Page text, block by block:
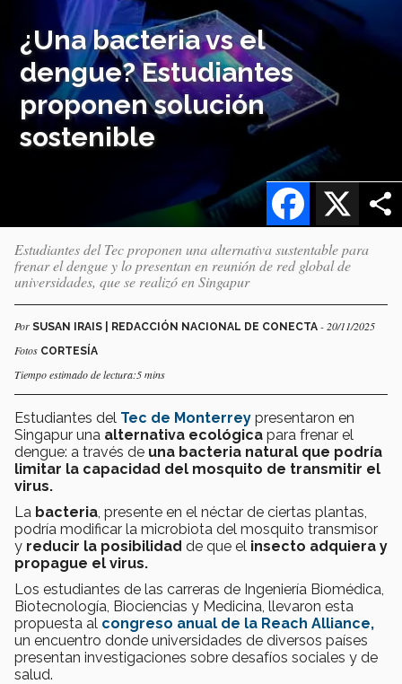
¿Una bacteria vs el
dengue? Estudiantes
proponen solución
sostenible
X
Facebook
Estudiantes del Tec proponen una alternativa sustentable para
frenar el dengue y lo presentan en reunión de red global de
universidades, que se realizó en Singapur
Por SUSAN IRAIS | REDACCIÓN NACIONAL DE CONECTA - 20/11/2025
Fotos CORTESÍA
Tiempo estimado de lectura:5 mins
Estudiantes del Tec de Monterrey presentaron en
Singapur una alternativa ecológica para frenar el
dengue: a través de una bacteria natural que podría
limitar la capacidad del mosquito de transmitir el
virus.
La bacteria , presente en el néctar de ciertas plantas,
podría modificar la microbiota del mosquito transmisor
y reducir la posibilidad de que el insecto adquiera y
propague el virus.
Los estudiantes de las carreras de Ingeniería Biomédica,
Biotecnología, Biociencias y Medicina, llevaron esta
propuesta al congreso anual de la Reach Alliance,
un encuentro donde universidades de diversos países
presentan investigaciones sobre desafíos sociales y de
salud.